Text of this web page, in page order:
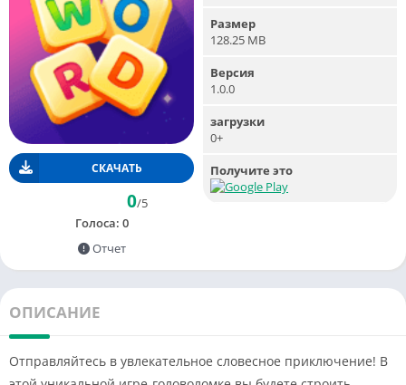
СКАЧАТЬ
0/5
Голоса: 0
Отчет
Размер
128.25 MB
Версия
1.0.0
загрузки
0+
Получите это
ОПИСАНИЕ
Отправляйтесь в увлекательное словесное приключение! В